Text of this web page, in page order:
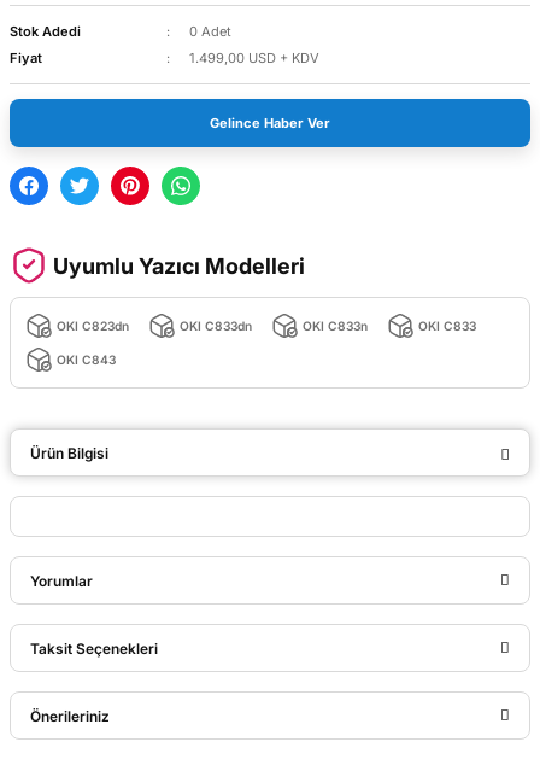
Stok Adedi
0 Adet
Fiyat
1.499,00 USD + KDV
Gelince Haber Ver
Uyumlu Yazıcı Modelleri
OKI C823dn OKI C833dn OKI C833n OKI C833
OKI C843
Ürün Bilgisi
Yorumlar
Bu ürüne ilk yorumu siz yapın!
Taksit Seçenekleri
Önerileriniz